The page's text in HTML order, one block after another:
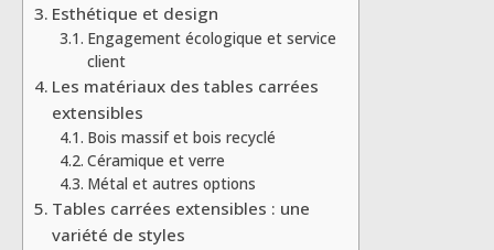
Esthétique et design
Engagement écologique et service
client
Les matériaux des tables carrées
extensibles
Bois massif et bois recyclé
Céramique et verre
Métal et autres options
Tables carrées extensibles : une
variété de styles